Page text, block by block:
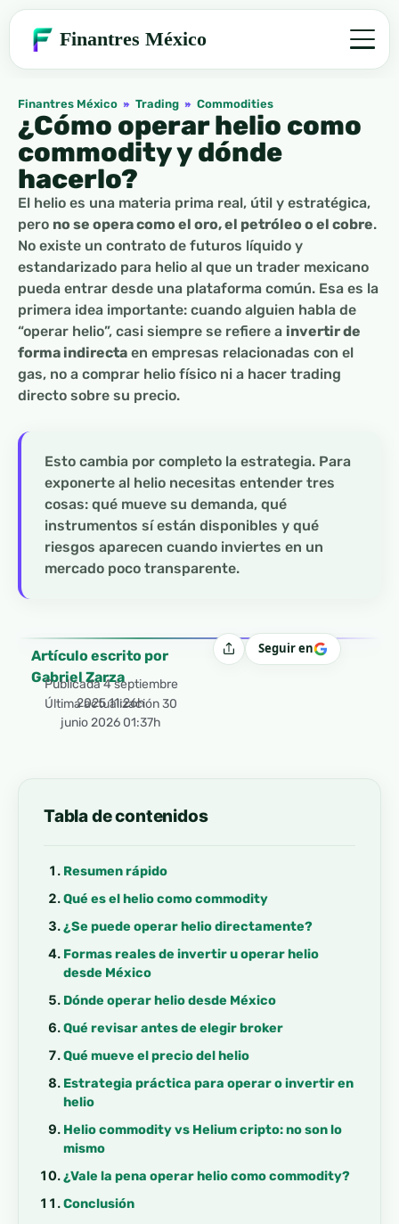
Finantres México
Finantres México » Trading » Commodities
¿Cómo operar helio como
commodity y dónde
hacerlo?
El helio es una materia prima real, útil y estratégica,
pero no se opera como el oro, el petróleo o el cobre.
No existe un contrato de futuros líquido y
estandarizado para helio al que un trader mexicano
pueda entrar desde una plataforma común. Esa es la
primera idea importante: cuando alguien habla de
“operar helio”, casi siempre se refiere a invertir de
forma indirecta en empresas relacionadas con el
gas, no a comprar helio físico ni a hacer trading
directo sobre su precio.
Esto cambia por completo la estrategia. Para
exponerte al helio necesitas entender tres
cosas: qué mueve su demanda, qué
instrumentos sí están disponibles y qué
riesgos aparecen cuando inviertes en un
mercado poco transparente.
Artículo escrito por
Gabriel Zarza
Publicada 4 septiembre
2025 11:26h
Última actualización 30
junio 2026 01:37h
CompartirSeguir en
Tabla de contenidos
Resumen rápido
Qué es el helio como commodity
¿Se puede operar helio directamente?
Formas reales de invertir u operar helio
desde México
Dónde operar helio desde México
Qué revisar antes de elegir broker
Qué mueve el precio del helio
Estrategia práctica para operar o invertir en
helio
Helio commodity vs Helium cripto: no son lo
mismo
¿Vale la pena operar helio como commodity?
Conclusión